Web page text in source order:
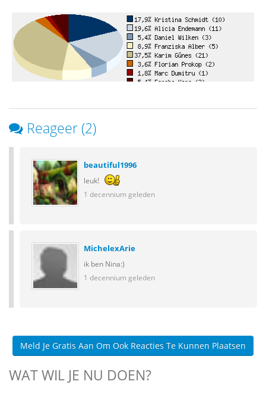
Reageer (2)
beautiful1996
leuk!
1 decennium geleden
MichelexArie
ik ben Nina:)
1 decennium geleden
Meld Je Gratis Aan Om Ook Reacties Te Kunnen Plaatsen
WAT WIL JE NU DOEN?